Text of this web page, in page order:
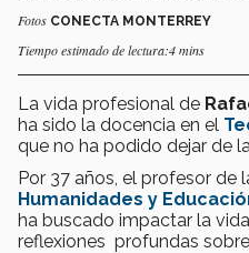
Fotos CONECTA MONTERREY
Tiempo estimado de lectura:4 mins
La vida profesional de
ha sido la docencia en el
que no ha podido dejar de
Por 37 años, el profesor de
Humanidades y
ha buscado impactar la
reflexiones profundas